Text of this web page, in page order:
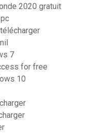
2020 gratuit
7
for free
10